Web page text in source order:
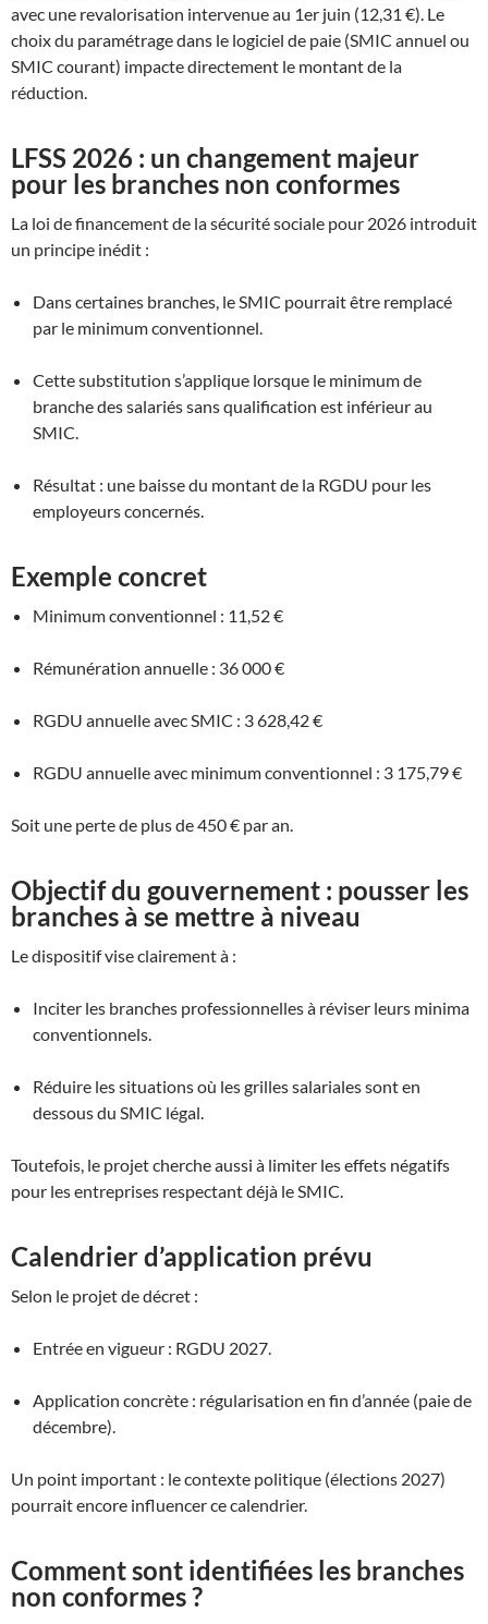
avec une revalorisation intervenue au 1er juin (12,31 €). Le
choix du paramétrage dans le logiciel de paie (SMIC annuel ou
SMIC courant) impacte directement le montant de la
réduction.
LFSS 2026 : un changement majeur
pour les branches non conformes
La loi de financement de la sécurité sociale pour 2026 introduit
un principe inédit :
Dans certaines branches, le SMIC pourrait être remplacé
par le minimum conventionnel.
Cette substitution s’applique lorsque le minimum de
branche des salariés sans qualification est inférieur au
SMIC.
Résultat : une baisse du montant de la RGDU pour les
employeurs concernés.
Exemple concret
Minimum conventionnel : 11,52 €
Rémunération annuelle : 36 000 €
RGDU annuelle avec SMIC : 3 628,42 €
RGDU annuelle avec minimum conventionnel : 3 175,79 €
Soit une perte de plus de 450 € par an.
Objectif du gouvernement : pousser les
branches à se mettre à niveau
Le dispositif vise clairement à :
Inciter les branches professionnelles à réviser leurs minima
conventionnels.
Réduire les situations où les grilles salariales sont en
dessous du SMIC légal.
Toutefois, le projet cherche aussi à limiter les effets négatifs
pour les entreprises respectant déjà le SMIC.
Calendrier d’application prévu
Selon le projet de décret :
Entrée en vigueur : RGDU 2027.
Application concrète : régularisation en fin d’année (paie de
décembre).
Un point important : le contexte politique (élections 2027)
pourrait encore influencer ce calendrier.
Comment sont identifiées les branches
non conformes ?